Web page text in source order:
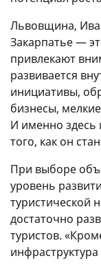
Львовщина,
Закарпатье —
привлекают
развивается
инициативы,
бизнесы,
И именно здесь
того, как он
При выборе
уровень
туристической
достаточно
туристов.